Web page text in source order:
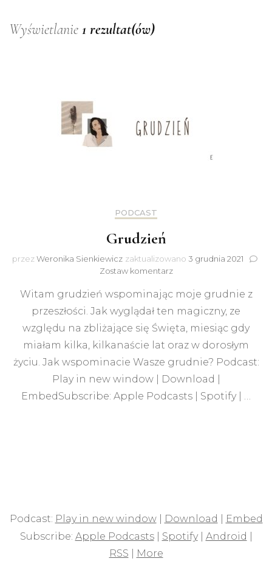
Wyświetlanie 1 rezultat(ów)
PODCAST
Grudzień
przezWeronika Sienkiewicz zaktualizowano 3 grudnia 2021
Zostaw komentarzdo
Witam grudzień wspominając moje grudnie z
przeszłości. Jak wyglądał ten magiczny, ze
względu na zbliżające się Święta, miesiąc gdy
miałam kilka, kilkanaście lat oraz w dorosłym
życiu. Jak wspominacie Wasze grudnie? Podcast:
Play in new window | Download |
EmbedSubscribe: Apple Podcasts | Spotify | …
Podcast: Play in new window| Download
Embed
Subscribe: Apple Podcasts| Spotify| Android
RSS
More